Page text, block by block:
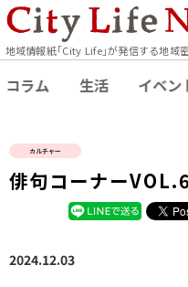
地域情報紙｢City Life｣が発信する地域
コラム 生活 イベン
カルチャー
俳句コーナー
2024.12.03